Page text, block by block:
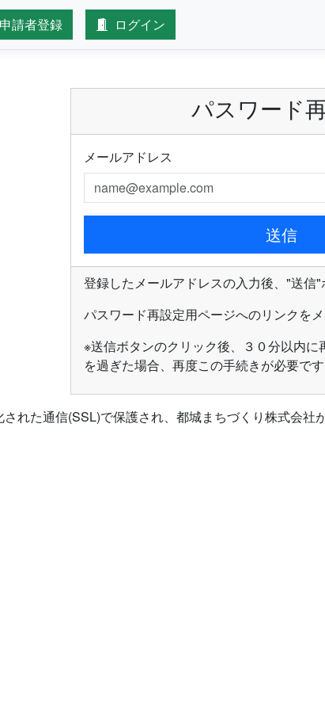
申請者登録 ログイン
パスワード
メールアドレス
送信
登録したメールアドレスの入力後、"送信"
パスワード再設定用ページへのリンクをメ
※送信ボタンのクリック後、３０分以内に
を過ぎた場合、再度この手続きが必要です
れた通信(SSL)で保護され、都城まちづくり株式会社